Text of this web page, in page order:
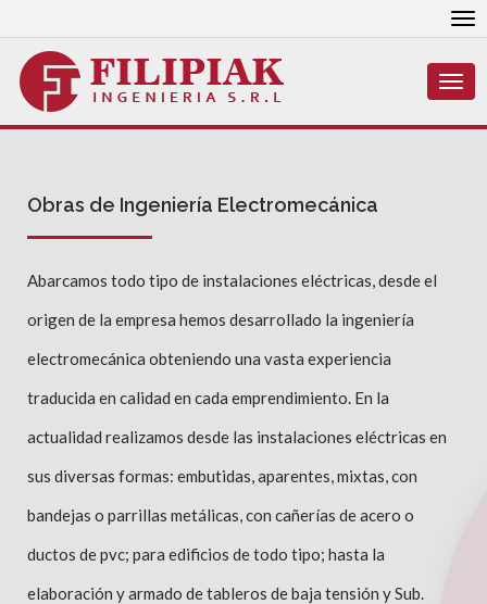
Obras de Ingeniería Electromecánica
Abarcamos todo tipo de instalaciones eléctricas, desde el
origen de la empresa hemos desarrollado la ingeniería
electromecánica obteniendo una vasta experiencia
traducida en calidad en cada emprendimiento. En la
actualidad realizamos desde las instalaciones eléctricas en
sus diversas formas: embutidas, aparentes, mixtas, con
bandejas o parrillas metálicas, con cañerías de acero o
ductos de pvc; para edificios de todo tipo; hasta la
elaboración y armado de tableros de baja tensión y Sub.